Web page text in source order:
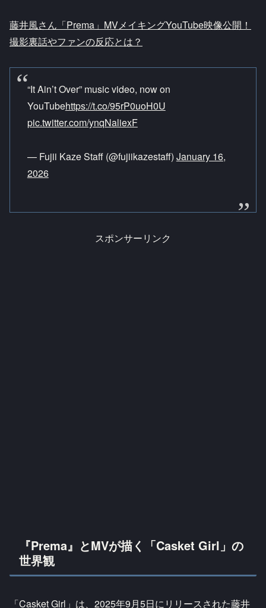
藤井風さん「Prema」MVメイキングYouTube映像公開！
撮影裏話やファンの反応とは？
“It Ain’t Over” music video, now on
YouTubehttps://t.co/95rP0uoH0U
pic.twitter.com/ynqNaliexF
— Fujii Kaze Staff (@fujiikazestaff) January 16,
2026
スポンサーリンク
『Prema』とMVが描く「Casket Girl」の
世界観
「Casket Girl」は、2025年9月5日にリリースされた藤井